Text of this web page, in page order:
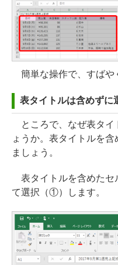
簡単な操作で、すばや
表タイトルは含めずに
ところで、なぜ表タイ
ょうか。表タイトルを
ましょう。
表タイトルを含めたセ
て選択（①）します。